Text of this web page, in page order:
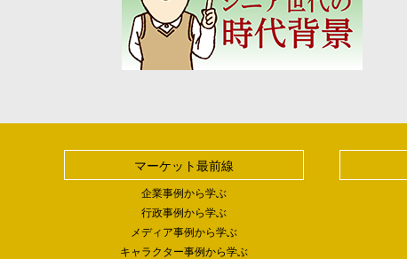
マーケット最前線
企業事例から学ぶ
行政事例から学ぶ
メディア事例から学ぶ
キャラクター事例から学ぶ